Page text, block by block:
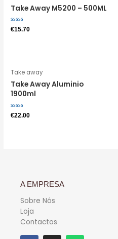
Take Away M5200 – 500ML
Avaliação
0
€15.70
Take away
Take Away Aluminio
1900ml
Avaliação
0
€22.00
A EMPRESA
Sobre Nós
Loja
Contactos